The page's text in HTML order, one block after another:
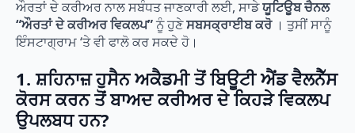
ਔਰਤਾਂ ਦੇ ਕਰੀਅਰ ਨਾਲ ਸਬੰਧਤ ਜਾਣਕਾਰੀ ਲਈ, ਸਾਡੇਯੂਟਿਊਬ ਚੈਨਲ
“ਔਰਤਾਂ ਦੇ ਕਰੀਅਰ ਵਿਕਲਪ”ਨੂੰ ਹੁਣੇਸਬਸਕ੍ਰਾਈਬ ਕਰੋ। ਤੁਸੀਂ ਸਾਨੂੰ
ਇੰਸਟਾਗ੍ਰਾਮ ‘ਤੇ ਵੀ ਫਾਲੋ ਕਰ ਸਕਦੇ ਹੋ।
1. ਸ਼ਹਿਨਾਜ਼ ਹੁਸੈਨ ਅਕੈਡਮੀ ਤੋਂ ਬਿਊਟੀ ਐਂਡ ਵੈਲਨੈੱਸ
ਕੋਰਸ ਕਰਨ ਤੋਂ ਬਾਅਦ ਕਰੀਅਰ ਦੇ ਕਿਹੜੇ ਵਿਕਲਪ
ਉਪਲਬਧ ਹਨ?